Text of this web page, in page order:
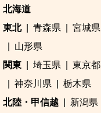
北海道
東北
青森県 宮城県
山形県
関東
埼玉県 東京都
神奈川県
栃木県
北陸・甲信越
新潟県